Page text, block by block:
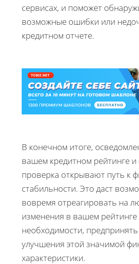
сервисах, и поможет
возможные ошибки или
кредитном отчете.
В конечном итоге,
вашем кредитном рейтинге и
проверка открывают путь к
стабильности. Это даст
вовремя отреагировать на
изменения в вашем рейтинге
необходимости,
улучшения этой значимой
характеристики.